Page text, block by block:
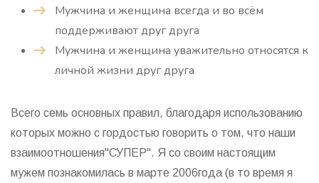
Мужчина и женщина всегда и во всём
поддерживают друг друга
Мужчина и женщина уважительно относятся к
личной жизни друг друга
Всего семь основных правил, благодаря использованию
которых можно с гордостью говорить о том, что наши
взаимоотношения"СУПЕР". Я со своим настоящим
мужем познакомилась в марте 2006года (в то время я